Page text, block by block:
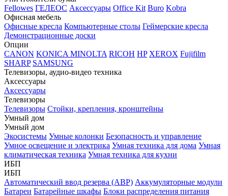
Fellowes ГЕЛЕОС Аксессуары Office Kit Buro Kobra
Офисная мебель
Офисные кресла Компьютерные столы Геймерские кресла
Демонстрационные доски
Опции
CANON KONICA MINOLTA RICOH HP XEROX Fujifilm
SHARP SAMSUNG
Телевизоры, аудио-видео техника
Аксессуары
Аксессуары
Телевизоры
Телевизоры Стойки, крепления, кронштейны
Умный дом
Умный дом
Экосистемы Умные колонки Безопасность и управление
Умное освещение и электрика Умная техника для дома Умная
климатическая техника Умная техника для кухни
ИБП
ИБП
Автоматический ввод резерва (АВР) Аккумуляторные модули
Батареи Батарейные шкафы Блоки распределения питания